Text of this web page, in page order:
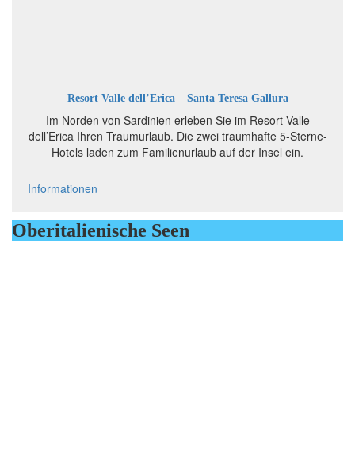
Resort Valle dell’Erica – Santa Teresa Gallura
Im Norden von Sardinien erleben Sie im Resort Valle
dell’Erica Ihren Traumurlaub. Die zwei traumhafte 5-Sterne-
Hotels laden zum Familienurlaub auf der Insel ein.
Informationen
Oberitalienische Seen